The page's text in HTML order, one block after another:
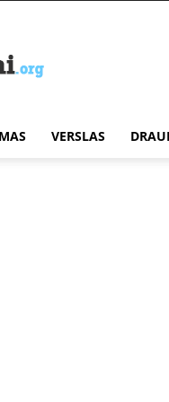
VERSLAS